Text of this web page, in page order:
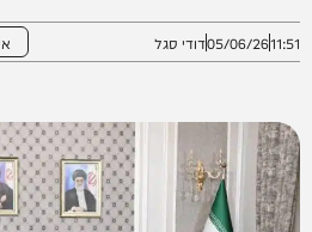
11:51
05/06/26דודי סגל